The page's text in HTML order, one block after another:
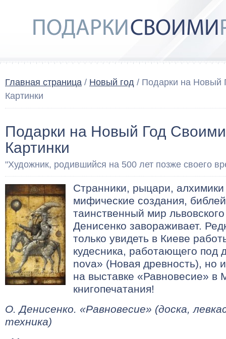
Главная страница / Новый год / Подарки на Новый
Картинки
Подарки на Новый Год
Картинки
"Художник, родившийся на 500 лет позже своего
Странники, рыцари,
мифические создания,
таинственный мир
Денисенко завораживает.
только увидеть в Киеве
кудесника, работающего под
nova» (Новая древность), но
на выставке «Равновесие» в
книгопечатания!
О. Денисенко. «Равновесие» (доска,
техника)